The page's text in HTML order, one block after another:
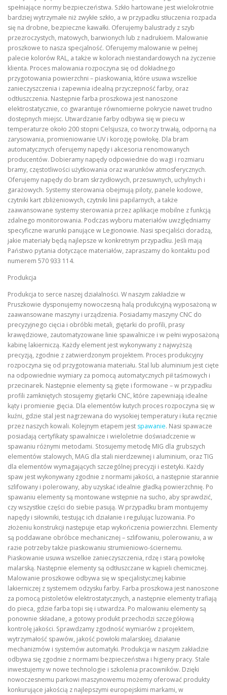
spełniające normy bezpieczeństwa. Szkło hartowane jest wielokrotnie
bardziej wytrzymałe niż zwykłe szkło, a w przypadku stłuczenia rozpada
się na drobne, bezpieczne kawałki. Oferujemy balustrady z szyb
przezroczystych, matowych, barwionych lub z nadrukiem. Malowanie
proszkowe to nasza specjalność. Oferujemy malowanie w pełnej
palecie kolorów RAL, a także w kolorach niestandardowych na życzenie
klienta. Proces malowania rozpoczyna się od dokładnego
przygotowania powierzchni – piaskowania, które usuwa wszelkie
zanieczyszczenia i zapewnia idealną przyczepność farby, oraz
odtłuszczenia. Następnie farba proszkowa jest nanoszone
elektrostatycznie, co gwarantuje równomierne pokrycie nawet trudno
dostępnych miejsc. Utwardzanie farby odbywa się w piecu w
temperaturze około 200 stopni Celsjusza, co tworzy trwałą, odporną na
zarysowania, promieniowanie UV i korozję powłokę. Dla bram
automatycznych oferujemy napędy i akcesoria renomowanych
producentów. Dobieramy napędy odpowiednie do wagi i rozmiaru
bramy, częstotliwości użytkowania oraz warunków atmosferycznych.
Oferujemy napędy do bram skrzydłowych, przesuwnych, uchylnych i
garażowych. Systemy sterowania obejmują piloty, panele kodowe,
czytniki kart zbliżeniowych, czytniki linii papilarnych, a także
zaawansowane systemy sterowania przez aplikacje mobilne z funkcją
zdalnego monitorowania. Podczas wyboru materiałów uwzględniamy
specyficzne warunki panujące w Legionowie. Nasi specjaliści doradzą,
jakie materiały będą najlepsze w konkretnym przypadku. Jeśli mają
Państwo pytania dotyczące materiałów, zapraszamy do kontaktu pod
numerem 570 933 114.
Produkcja
Produkcja to serce naszej działalności. W naszym zakładzie w
Pruszkowie dysponujemy nowoczesną halą produkcyjną wyposażoną w
zaawansowane maszyny i urządzenia. Posiadamy maszyny CNC do
precyzyjnego cięcia i obróbki metali, giętarki do profili, prasy
krawędziowe, zautomatyzowane linie spawalnicze i w pełni wyposażoną
kabinę lakierniczą. Każdy element jest wykonywany z najwyższą
precyzją, zgodnie z zatwierdzonym projektem. Proces produkcyjny
rozpoczyna się od przygotowania materiału. Stal lub aluminium jest cięte
na odpowiednie wymiary za pomocą automatycznych pił taśmowych i
przecinarek. Następnie elementy są gięte i formowane – w przypadku
profili zamkniętych stosujemy giętarki CNC, które zapewniają idealne
kąty i promienie gięcia. Dla elementów kutych proces rozpoczyna się w
kuźni, gdzie stal jest nagrzewana do wysokiej temperatury i kuta ręcznie
przez naszych kowali. Kolejnym etapem jest spawanie. Nasi spawacze
posiadają certyfikaty spawalnicze i wieloletnie doświadczenie w
spawaniu różnymi metodami. Stosujemy metodę MIG dla grubszych
elementów stalowych, MAG dla stali nierdzewnej i aluminium, oraz TIG
dla elementów wymagających szczególnej precyzji i estetyki. Każdy
spaw jest wykonywany zgodnie z normami jakości, a następnie starannie
szlifowany i polerowany, aby uzyskać idealnie gładką powierzchnię. Po
spawaniu elementy są montowane wstępnie na sucho, aby sprawdzić,
czy wszystkie części do siebie pasują. W przypadku bram montujemy
napędy i siłowniki, testując ich działanie i regulując luzowania. Po
złożeniu konstrukcji następuje etap wykończenia powierzchni. Elementy
są poddawane obróbce mechanicznej – szlifowaniu, polerowaniu, a w
razie potrzeby także piaskowaniu strumieniowo-ściernemu.
Piaskowanie usuwa wszelkie zanieczyszczenia, rdzę i starą powłokę
malarską. Następnie elementy są odtłuszczane w kąpieli chemicznej.
Malowanie proszkowe odbywa się w specjalistycznej kabinie
lakierniczej z systemem odzysku farby. Farba proszkowa jest nanoszone
za pomocą pistoletów elektrostatycznych, a następnie elementy trafiają
do pieca, gdzie farba topi się i utwardza. Po malowaniu elementy są
ponownie składane, a gotowy produkt przechodzi szczegółową
kontrolę jakości. Sprawdzamy zgodność wymiarów z projektem,
wytrzymałość spawów, jakość powłoki malarskiej, działanie
mechanizmów i systemów automatyki. Produkcja w naszym zakładzie
odbywa się zgodnie z normami bezpieczeństwa i higieny pracy. Stale
inwestujemy w nowe technologie i szkolenia pracowników. Dzięki
nowoczesnemu parkowi maszynowemu możemy oferować produkty
konkurujące jakością z najlepszymi europejskimi markami, w